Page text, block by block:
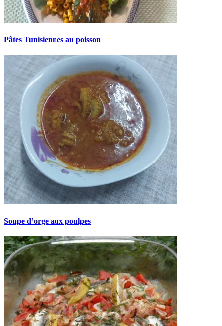
Pâtes Tunisiennes au poisson
Soupe d’orge aux poulpes